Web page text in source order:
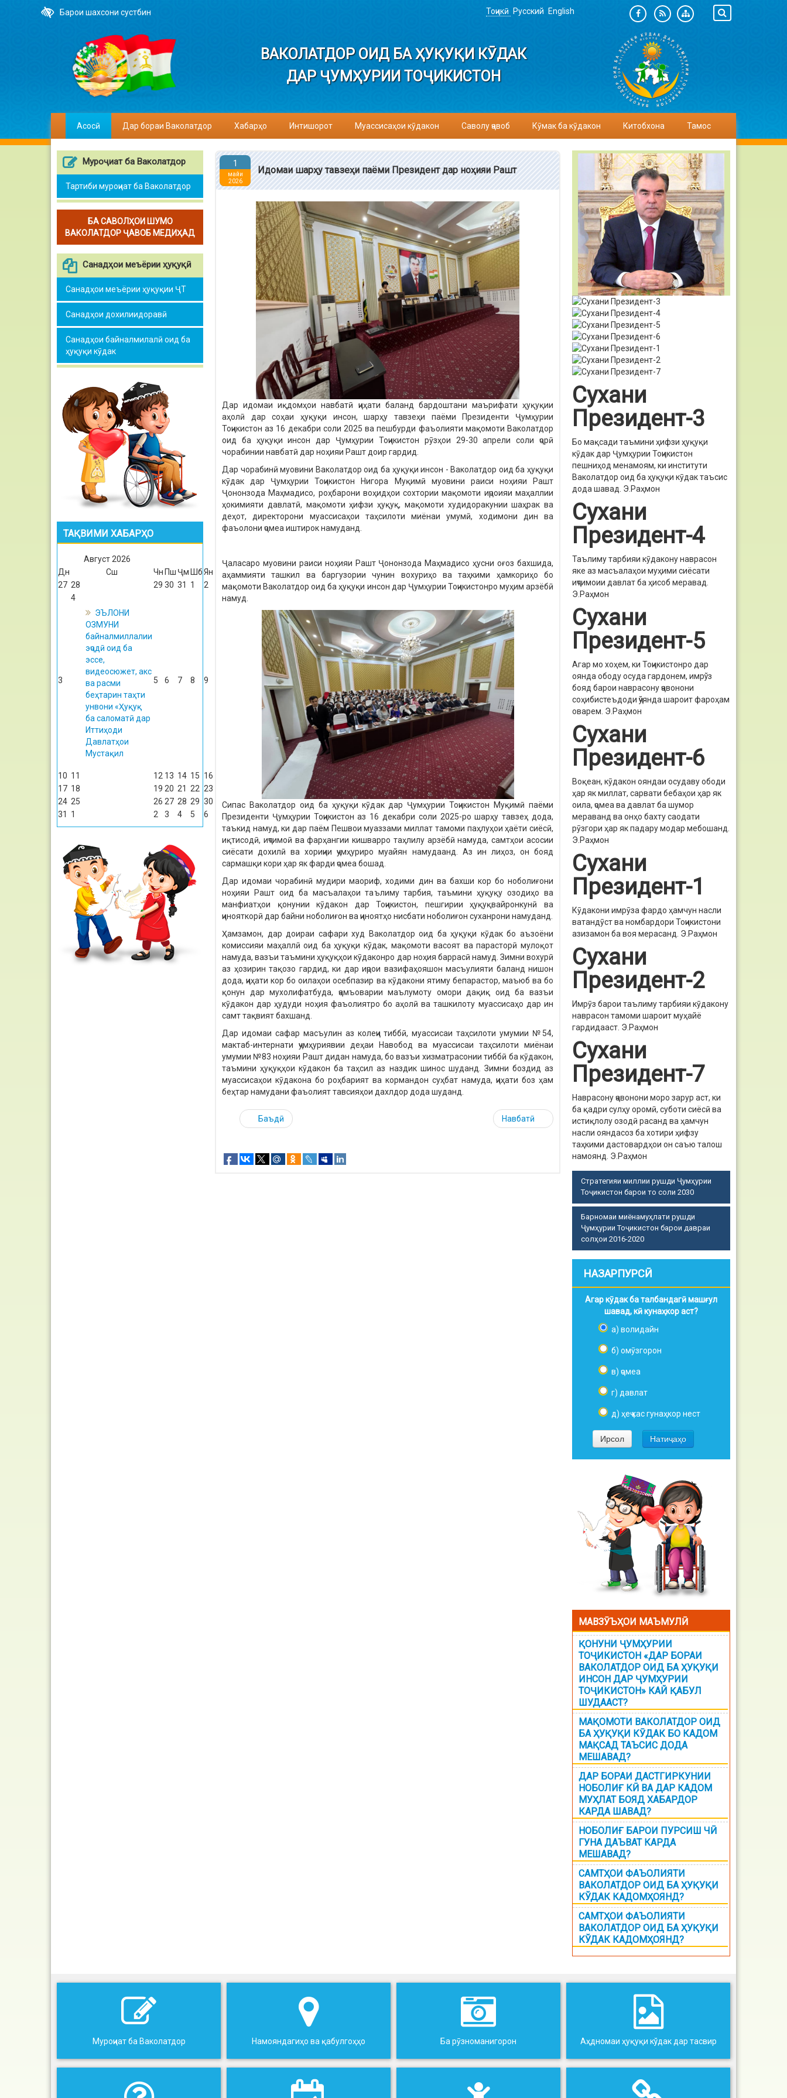
Барои шахсони сустбин Тоҷикӣ Русский English
ВАКОЛАТДОР ОИД БА ҲУҚУҚИ КӮДАК
ДАР ҶУМҲУРИИ ТОҶИКИСТОН
Асосӣ Дар бораи Ваколатдор Хабарҳо Интишорот Муассисаҳои кӯдакон Саволу ҷавоб Кӯмак ба кӯдакон Китобхона Тамос
Муроҷиат ба Ваколатдор
Тартиби муроҷиат ба Ваколатдор
БА САВОЛҲОИ ШУМО
ВАКОЛАТДОР ҶАВОБ МЕДИҲАД
Санадҳои меъёрии ҳуқуқӣ
Санадҳои меъёрии ҳуқуқии ҶТ
Санадҳои дохилиидоравӣ
Санадҳои байналмилалӣ оид ба
ҳуқуқи кӯдак
ТАҚВИМИ ХАБАРҲО
Август 2026
Дн
Сш Чн Пш Ҷм ШбЯн
27 28 29 30 31 1 2
3
4
ЭЪЛОНИ
ОЗМУНИ
байналмиллалии
эҷодӣ оид ба
эссе,
видеосюжет, акс
ва расми
беҳтарин таҳти
унвони «Ҳуқуқ
ба саломатӣ дар
Иттиҳоди
Давлатҳои
Мустақил
5 6 7 8 9
10 11 12 13 14 15 16
17 18 19 20 21 22 23
24 25 26 27 28 29 30
31
1 2 3 4 5 6
1
майи
2026
Идомаи шарҳу тавзеҳи паёми Президент дар ноҳияи Рашт
Дар идомаи иқдомҳои навбатӣ ҷиҳати баланд бардоштани маърифати ҳуқуқии
аҳолӣ дар соҳаи ҳуқуқи инсон, шарҳу тавзеҳи паёми Президенти Ҷумҳурии
Тоҷикистон аз 16 декабри соли 2025 ва пешбурди фаъолияти мақомоти Ваколатдор
оид ба ҳуқуқи инсон дар Ҷумҳурии Тоҷикистон рӯзҳои 29-30 апрели соли ҷорӣ
чорабинии навбатӣ дар ноҳияи Рашт доир гардид.
Дар чорабинӣ муовини Ваколатдор оид ба ҳуқуқи инсон - Ваколатдор оид ба ҳуқуқи
кӯдак дар Ҷумҳурии Тоҷикистон Нигора Муқимӣ муовини раиси ноҳияи Рашт
Ҷононзода Маҳмадисо, роҳбарони воҳидҳои сохтории мақомоти иҷроияи маҳаллии
ҳокимияти давлатӣ, мақомоти ҳифзи ҳуқуқ, мақомоти худидоракунии шаҳрак ва
деҳот, директорони муассисаҳои таҳсилоти миёнаи умумӣ, ходимони дин ва
фаъолони ҷомеа иштирок намуданд.
Ҷаласаро муовини раиси ноҳияи Рашт Ҷононзода Маҳмадисо ҳусни оғоз бахшида,
аҳаммияти ташкил ва баргузории чунин вохуриҳо ва таҳкими ҳамкориҳо бо
мақомоти Ваколатдор оид ба ҳуқуқи инсон дар Ҷумҳурии Тоҷикистонро муҳим арзёбӣ
намуд.
Сипас Ваколатдор оид ба ҳуқуқи кӯдак дар Ҷумҳурии Тоҷикистон Муқимӣ паёми
Президенти Ҷумҳурии Тоҷикистон аз 16 декабри соли 2025-ро шарҳу тавзеҳ дода,
таъкид намуд, ки дар паём Пешвои муаззами миллат тамоми паҳлуҳои ҳаёти сиёсӣ,
иқтисодӣ, иҷтимоӣ ва фарҳангии кишварро таҳлилу арзёбӣ намуда, самтҳои асосии
сиёсати дохилӣ ва хориҷии ҷумҳуриро муайян намудаанд. Аз ин лиҳоз, он бояд
сармашқи кори ҳар як фарди ҷомеа бошад.
Дар идомаи чорабинӣ мудири маориф, ходими дин ва бахши кор бо ноболиғони
ноҳияи Рашт оид ба масъалаҳои таълиму тарбия, таъмини ҳуқуқу озодиҳо ва
манфиатҳои қонунии кӯдакон дар Тоҷикистон, пешгирии ҳуқуқвайронкунӣ ва
ҷинояткорӣ дар байни ноболиғон ва ҷиноятҳо нисбати ноболиғон суханрони намуданд.
Ҳамзамон, дар доираи сафари худ Ваколатдор оид ба ҳуқуқи кӯдак бо аъзоёни
комиссияи маҳаллӣ оид ба ҳуқуқи кӯдак, мақомоти васоят ва парасторӣ мулоқот
намуда, вазъи таъмини ҳуқуқҳои кӯдаконро дар ноҳия баррасӣ намуд. Зимни вохурӣ
аз ҳозирин тақозо гардид, ки дар иҷрои вазифаҳояшон масъулияти баланд нишон
дода, ҷиҳати кор бо оилаҳои осебпазир ва кӯдакони ятиму бепарастор, маъюб ва бо
қонун дар мухолифатбуда, ҷамъоварии маълумоту омори дақиқ оид ба вазъи
кӯдакон дар ҳудуди ноҳия фаъолиятро бо аҳолӣ ва ташкилоту муассисаҳо дар ин
самт тақвият бахшанд.
Дар идомаи сафар масъулин аз колеҷи тиббӣ, муассисаи таҳсилоти умумии №54,
мактаб-интернати ҷумҳуриявии деҳаи Навобод ва муассисаи таҳсилоти миёнаи
умумии №83 ноҳияи Рашт дидан намуда, бо вазъи хизматрасонии тиббӣ ба кӯдакон,
таъмини ҳуқуқҳои кӯдакон ба таҳсил аз наздик шинос шуданд. Зимни боздид аз
муассисаҳои кӯдакона бо роҳбарият ва кормандон суҳбат намуда, ҷиҳати боз ҳам
беҳтар намудани фаъолият тавсияҳои дахлдор дода шуданд.
Баъдӣ Навбатӣ
Сухани
Президент-3
Бо мақсади таъмини ҳифзи ҳуқуқи
кӯдак дар Ҷумҳурии Тоҷикистон
пешниҳод менамоям, ки институти
Ваколатдор оид ба ҳуқуқи кӯдак таъсис
дода шавад. Э.Раҳмон
Сухани
Президент-4
Таълиму тарбияи кӯдакону наврасон
яке аз масъалаҳои муҳими сиёсати
иҷтимоии давлат ба ҳисоб меравад.
Э.Раҳмон
Сухани
Президент-5
Агар мо хоҳем, ки Тоҷикистонро дар
оянда ободу осуда гардонем, имрўз
бояд барои наврасону ҷавонони
соҳибистеъдоди ҷўянда шароит фароҳам
оварем. Э.Раҳмон
Сухани
Президент-6
Воқеан, кӯдакон ояндаи осудаву ободи
ҳар як миллат, сарвати бебаҳои ҳар як
оила, ҷомеа ва давлат ба шумор
мераванд ва онҳо бахту саодати
рӯзгори ҳар як падару модар мебошанд.
Э.Раҳмон
Сухани
Президент-1
Кӯдакони имрӯза фардо ҳамчун насли
ватандӯст ва номбардори Тоҷикистони
азизамон ба воя мерасанд. Э.Раҳмон
Сухани
Президент-2
Имрӯз барои таълиму тарбияи кӯдакону
наврасон тамоми шароит муҳайё
гардидааст. Э.Раҳмон
Сухани
Президент-7
Наврасону ҷавонони моро зарур аст, ки
ба қадри сулҳу оромӣ, суботи сиёсӣ ва
истиқлолу озодӣ расанд ва ҳамчун
насли ояндасоз ба хотири ҳифзу
таҳкими дастовардҳои он саъю талош
намоянд. Э.Раҳмон
Стратегияи миллии рушди Ҷумҳурии
Тоҷикистон барои то соли 2030
Барномаи миёнамуҳлати рушди
Ҷумҳурии Тоҷикистон барои давраи
солҳои 2016-2020
НАЗАРПУРСӢ
Агар кӯдак ба талбандагӣ машғул
шавад, кӣ кунаҳкор аст?
а) волидайн
б) омӯзгорон
в) ҷомеа
г) давлат
д) ҳеҷ кас гунаҳкор нест
МАВЗӮЪҲОИ МАЪМУЛӢ
ҚОНУНИ ҶУМҲУРИИ
ТОҶИКИСТОН «ДАР БОРАИ
ВАКОЛАТДОР ОИД БА ҲУҚУҚИ
ИНСОН ДАР ҶУМҲУРИИ
ТОҶИКИСТОН» КАЙ ҚАБУЛ
ШУДААСТ?
МАҚОМОТИ ВАКОЛАТДОР ОИД
БА ҲУҚУҚИ КӮДАК БО КАДОМ
МАҚСАД ТАЪСИС ДОДА
МЕШАВАД?
ДАР БОРАИ ДАСТГИРКУНИИ
НОБОЛИҒ КӢ ВА ДАР КАДОМ
МУҲЛАТ БОЯД ХАБАРДОР
КАРДА ШАВАД?
НОБОЛИҒ БАРОИ ПУРСИШ ЧӢ
ГУНА ДАЪВАТ КАРДА
МЕШАВАД?
САМТҲОИ ФАЪОЛИЯТИ
ВАКОЛАТДОР ОИД БА ҲУҚУҚИ
КЎДАК КАДОМҲОЯНД?
САМТҲОИ ФАЪОЛИЯТИ
ВАКОЛАТДОР ОИД БА ҲУҚУҚИ
КЎДАК КАДОМҲОЯНД?
Муроҷиат ба Ваколатдор Намояндагиҳо ва қабулгоҳҳо Ба рӯзноманигорон Аҳдномаи ҳуқуқи кўдак дар тасвир